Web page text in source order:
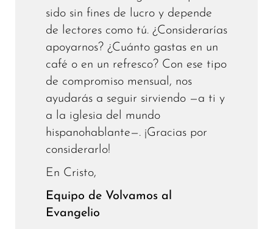
sido sin fines de lucro y depende
de lectores como tú. ¿Considerarías
apoyarnos? ¿Cuánto gastas en un
café o en un refresco? Con ese tipo
de compromiso mensual, nos
ayudarás a seguir sirviendo —a ti y
a la iglesia del mundo
hispanohablante—. ¡Gracias por
considerarlo!
En Cristo,
Equipo de Volvamos al
Evangelio